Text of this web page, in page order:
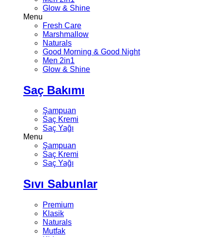
Glow & Shine
Menu
Fresh Care
Marshmallow
Naturals
Good Morning & Good Night
Men 2in1
Glow & Shine
Saç Bakımı
Şampuan
Saç Kremi
Saç Yağı
Menu
Şampuan
Saç Kremi
Saç Yağı
Sıvı Sabunlar
Premium
Klasik
Naturals
Mutfak